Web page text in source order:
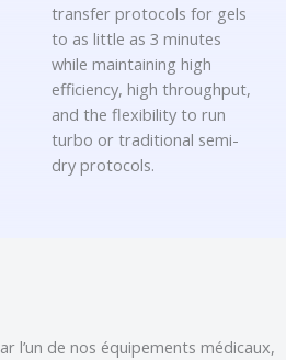
transfer protocols for gels
to as little as 3 minutes
while maintaining high
efficiency, high throughput,
and the flexibility to run
turbo or traditional semi-
dry protocols.
l’un de nos équipements médicaux,